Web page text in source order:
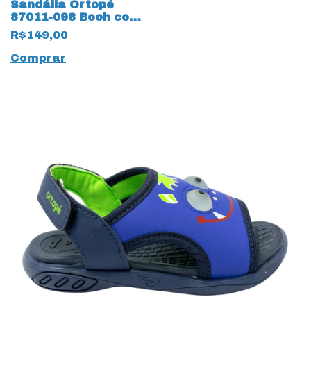
Sandália Ortopé
87011-098 Booh com
Velcro e LED 14033
Rosa
R$149,00
Comprar